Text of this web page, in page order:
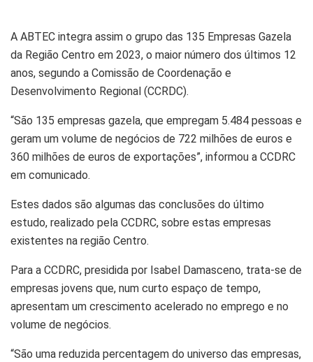
A ABTEC integra assim o grupo das 135 Empresas Gazela
da Região Centro em 2023, o maior número dos últimos 12
anos, segundo a Comissão de Coordenação e
Desenvolvimento Regional (CCRDC).
“São 135 empresas gazela, que empregam 5.484 pessoas e
geram um volume de negócios de 722 milhões de euros e
360 milhões de euros de exportações”, informou a CCDRC
em comunicado.
Estes dados são algumas das conclusões do último
estudo, realizado pela CCDRC, sobre estas empresas
existentes na região Centro.
Para a CCDRC, presidida por Isabel Damasceno, trata-se de
empresas jovens que, num curto espaço de tempo,
apresentam um crescimento acelerado no emprego e no
volume de negócios.
“São uma reduzida percentagem do universo das empresas,